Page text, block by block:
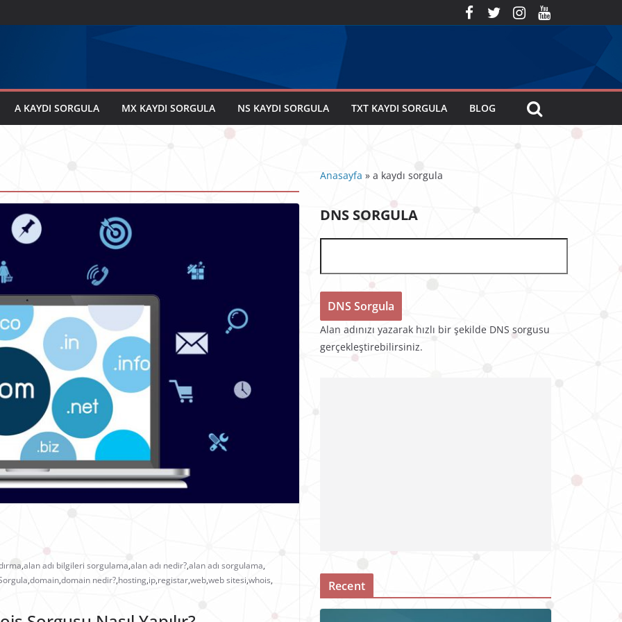
A KAYDI SORGULA MX KAYDI SORGULA NS KAYDI SORGULA TXT KAYDI SORGULA BLOG
,alan adı bilgileri sorgulama,alan adı nedir?,alan adı sorgulama,
,domain,domain nedir?,hosting,ip,registar,web,web sitesi,whois,
Anasayfa » a kaydı sorgula
DNS SORGULA
Alan adınızı yazarak hızlı bir şekilde DNS sorgusu
gerçekleştirebilirsiniz.
Recent